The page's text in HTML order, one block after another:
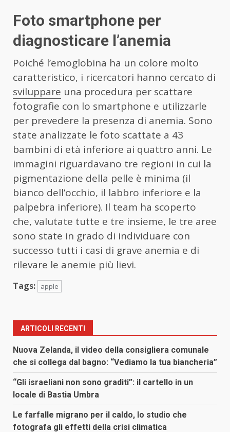
Foto smartphone per
diagnosticare l’anemia
Poiché l’emoglobina ha un colore molto
caratteristico, i ricercatori hanno cercato di
sviluppare una procedura per scattare
fotografie con lo smartphone e utilizzarle
per prevedere la presenza di anemia. Sono
state analizzate le foto scattate a 43
bambini di età inferiore ai quattro anni. Le
immagini riguardavano tre regioni in cui la
pigmentazione della pelle è minima (il
bianco dell’occhio, il labbro inferiore e la
palpebra inferiore). Il team ha scoperto
che, valutate tutte e tre insieme, le tre aree
sono state in grado di individuare con
successo tutti i casi di grave anemia e di
rilevare le anemie più lievi.
Tags: apple
ARTICOLI RECENTI
Nuova Zelanda, il video della consigliera comunale
che si collega dal bagno: “Vediamo la tua biancheria”
“Gli israeliani non sono graditi”: il cartello in un
locale di Bastia Umbra
Le farfalle migrano per il caldo, lo studio che
fotografa gli effetti della crisi climatica